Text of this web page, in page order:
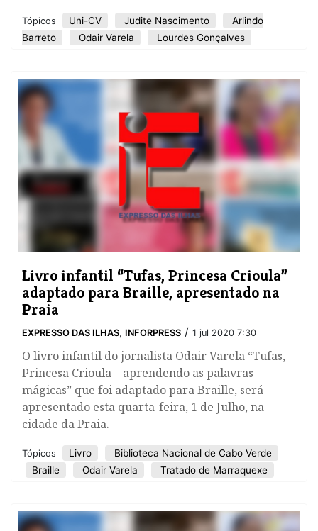
Tópicos Uni-CV Judite Nascimento
Arlindo
Barreto
Odair Varela Lourdes Gonçalves
Livro infantil “Tufas, Princesa Crioula”
adaptado para Braille, apresentado na
Praia
EXPRESSO DAS ILHAS, INFORPRESS / 1 jul 2020 7:30
O livro infantil do jornalista Odair Varela “Tufas,
Princesa Crioula – aprendendo as palavras
mágicas” que foi adaptado para Braille, será
apresentado esta quarta-feira, 1 de Julho, na
cidade da Praia.
Tópicos Livro
Biblioteca Nacional de Cabo Verde
Braille
Odair Varela Tratado de Marraquexe